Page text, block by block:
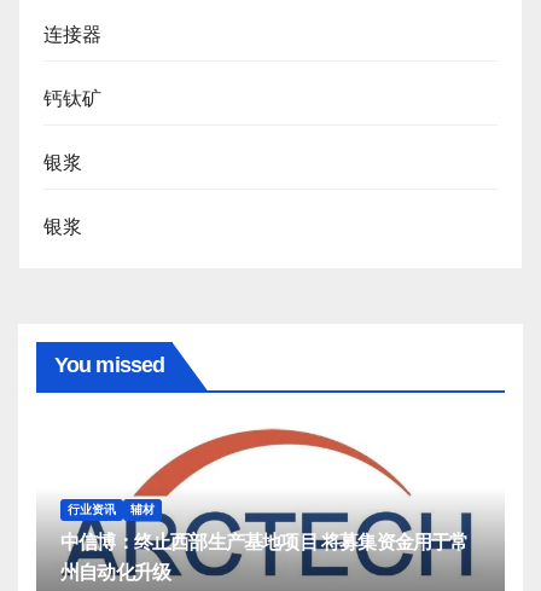
连接器
钙钛矿
银浆
银浆
You missed
行业资讯 辅材
中信博：终止西部生产基地项目 将募集资金用于常
州自动化升级